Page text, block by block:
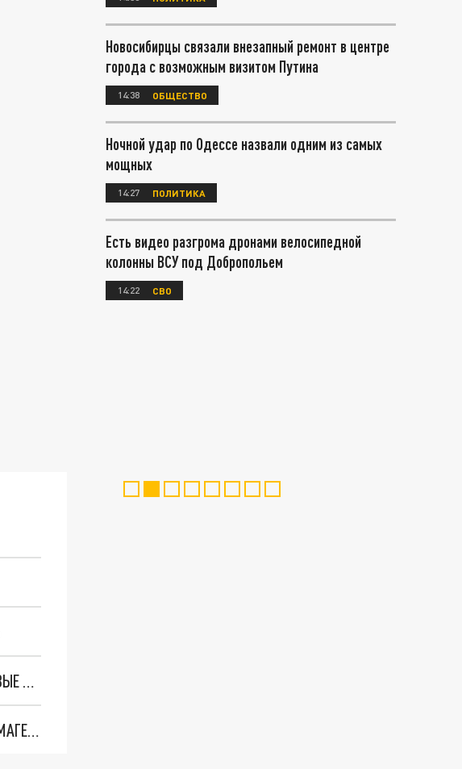
"ОЧЕНЬ ПЛОХИЕ НОВОСТИ": БОЛЬШАЯ ОШИБКА PALANTIR В РОССИИ. СТРАНЫ НАТО ВПЕРВЫЕ ЗА СВО ОСТАНОВИЛИ ПОСТАВКИ ОРУЖИЯ. ВСУ ТЕРЯЮТ ПРИГРАНИЧЬЕ?
ТРИ ГЛАВНЫХ ИНСАЙДА ОБ СВО. ОТМЕНА МОБИЛИЗАЦИИ И ВОЗВРАЩЕНИЕ "ГЕНЕРАЛА АРМАГЕДДОНА"? ОТЛИЧНЫЕ НОВОСТИ, КОТОРЫЕ ЖДАЛИ ВСЕ
Новосибирцы связали внезапный ремонт в центре
города с возможным визитом Путина
14:38 ОБЩЕСТВО
Ночной удар по Одессе назвали одним из самых
мощных
14:27 ПОЛИТИКА
Есть видео разгрома дронами велосипедной
колонны ВСУ под Добропольем
14:22 СВО